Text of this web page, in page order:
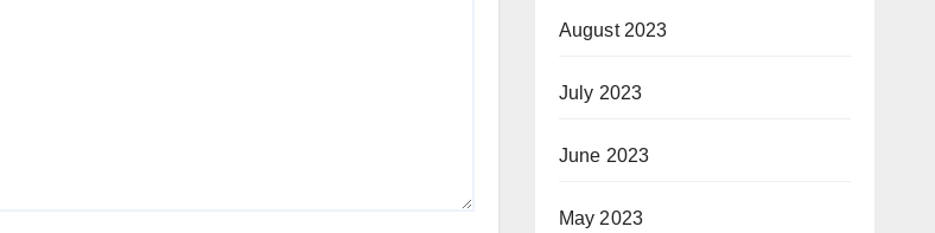
August 2023
July 2023
June 2023
May 2023